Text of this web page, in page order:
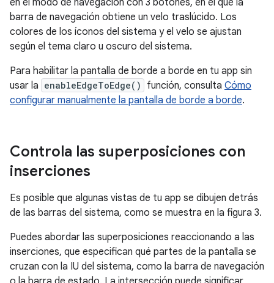
barra de navegación obtiene un velo traslúcido. Los
colores de los íconos del sistema y el velo se ajustan
según el tema claro u oscuro del sistema.
Para habilitar la pantalla de borde a borde en tu app sin
usar la enableEdgeToEdge() función, consulta Cómo
configurar manualmente la pantalla de borde a borde.
Controla las superposiciones con
inserciones
Es posible que algunas vistas de tu app se dibujen detrás
de las barras del sistema, como se muestra en la figura 3.
Puedes abordar las superposiciones reaccionando a las
inserciones, que especifican qué partes de la pantalla se
cruzan con la IU del sistema, como la barra de navegación